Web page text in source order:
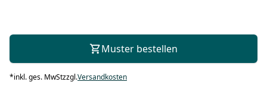
Muster bestellen
*inkl. ges. MwStzzgl.Versandkosten